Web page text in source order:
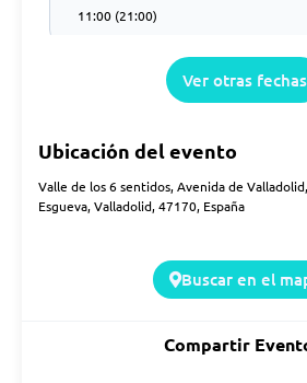
11:00 (21:00)
11:00 (21:00)
11:00 (21:00)
Ver otras fechas
Ubicación del evento
Valle de los 6 sentidos, Avenida de
Esgueva, Valladolid, 47170, España
Buscar en el
Compartir